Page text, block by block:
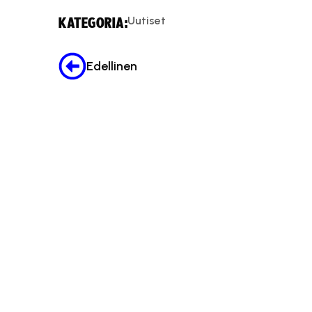
KATEGORIA:Uutiset
Edellinen